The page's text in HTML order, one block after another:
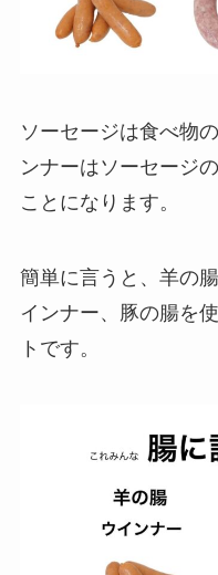
ソーセージは食べ物
ンナーはソーセージ
ことになります。
簡単に言うと、羊の
インナー、豚の腸を
トです。